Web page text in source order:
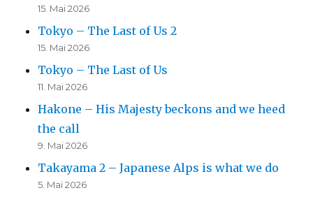
15. Mai 2026
Tokyo – The Last of Us 2
15. Mai 2026
Tokyo – The Last of Us
11. Mai 2026
Hakone – His Majesty beckons and we heed
the call
9. Mai 2026
Takayama 2 – Japanese Alps is what we do
5. Mai 2026